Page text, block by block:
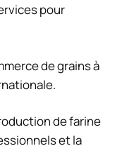
pour
de grains à
de farine
et la